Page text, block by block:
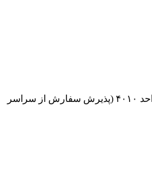
شیراز، مجتمع خلیج فارس، واحد ۴۰۱۰ (پذیرش سفارش از سراسر